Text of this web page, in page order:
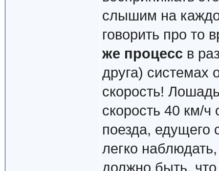
слышим на
говорить про то
же процессв
друга) системах
скорость!
скорость 40 км/ч
поезда, едущего
легко
должно быть,